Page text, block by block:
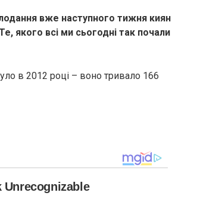
вже наступного тижня киян
якого всі ми сьогодні так почали
в 2012 році – воно тривало 166